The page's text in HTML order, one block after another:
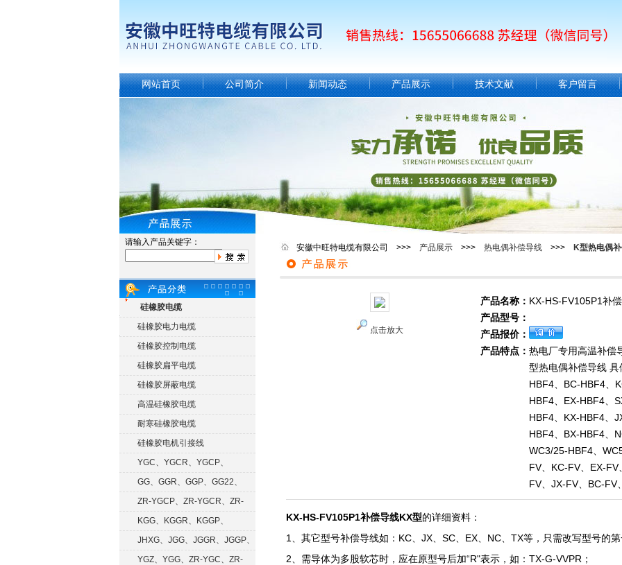
网站首页 公司简介 新闻动态 产品展示 技术文献 客户留言
请输入产品关键字：
硅橡胶电缆
硅橡胶电力电缆
硅橡胶控制电缆
硅橡胶扁平电缆
硅橡胶屏蔽电缆
高温硅橡胶电缆
耐寒硅橡胶电缆
硅橡胶电机引接线
YGC、YGCR、YGCP、
YGCRP
GG、GGR、GGP、GG22、
GGRP
ZR-YGCP、ZR-YGCR、ZR-
YGCRP
KGG、KGGR、KGGP、
KGGRP
JHXG、JGG、JGGR、JGGP、
JGGFYGZ、YGG、ZR-YGC、ZR-
安徽中旺特电缆有限公司 >>> 产品展示 >>> 热电偶补偿导线 >>> K型热电偶
点击放大
产品名称： KX-HS-FV105P1补
产品型号：
产品报价：
产品特点： 热电厂专用高温补偿
型热电偶补偿导线
HBF4、BC-HBF4、
HBF4、EX-HBF4、
HBF4、KX-HBF4、
HBF4、BX-HBF4、
WC3/25-HBF4、
FV、KC-FV、EX-
FV、JX-FV、BC-FV
KX-HS-FV105P1补偿导线KX型的详细资料：
1、其它型号补偿导线如：KC、JX、SC、EX、NC、TX等，只需改写型号的
2、需导体为多股软芯时，应在原型号后加“R"表示，如：TX-G-VVPR；